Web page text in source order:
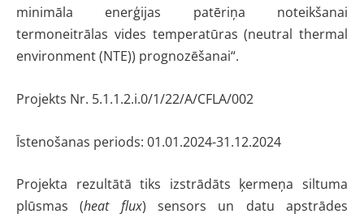
minimāla enerģijas patēriņa noteikšanai
termoneitrālas vides temperatūras (neutral thermal
environment (NTE)) prognozēšanai“.
Projekts Nr. 5.1.1.2.i.0/1/22/A/CFLA/002
Īstenošanas periods: 01.01.2024-31.12.2024
Projekta rezultātā tiks izstrādāts ķermeņa siltuma
plūsmas (heat flux) sensors un datu apstrādes